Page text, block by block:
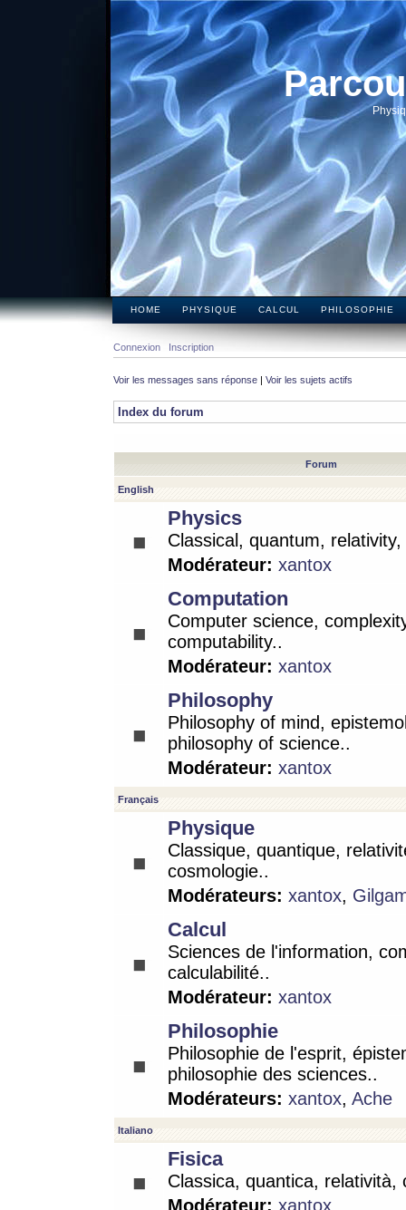
HOME PHYSIQUE CALCUL PHILOSOPHIE
Connexion Inscription
Voir les messages sans réponse | Voir les sujets actifs
Index du forum
Forum
English
Physics
Classical, quantum,
Modérateur: xantox
Computation
Computer science,
computability..
Modérateur: xantox
Philosophy
Philosophy of mind,
philosophy of science..
Modérateur: xantox
Français
Physique
Classique, quantique,
cosmologie..
Modérateurs: xantox,
Calcul
Sciences de l'information,
calculabilité..
Modérateur: xantox
Philosophie
Philosophie de l'esprit,
philosophie des sciences..
Modérateurs: xantox, Ache
Italiano
Fisica
Classica, quantica, relatività,
Modérateur: xantox